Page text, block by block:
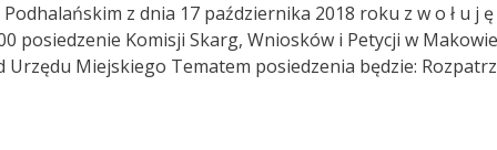
z dnia 17 października 2018 roku z w o ł u j ę na dzień 14 maja 2026 r. /czwartek/ o
się w
posiedzenia będzie: Rozpatrzenie skargi. Sprawy bieżące.
gminnym, tekst jednolity ( tekst jedn. Dz. U z 2025 r.